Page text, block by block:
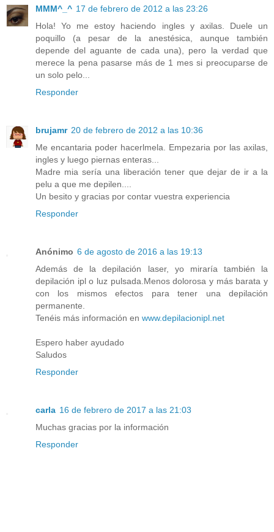
MMM^_^ 17 de febrero de 2012 a las 23:26
Hola! Yo me estoy haciendo ingles y axilas. Duele un
poquillo (a pesar de la anestésica, aunque también
depende del aguante de cada una), pero la verdad que
merece la pena pasarse más de 1 mes si preocuparse de
un solo pelo...
Responder
brujamr 20 de febrero de 2012 a las 10:36
Me encantaria poder hacerlmela. Empezaria por las axilas,
ingles y luego piernas enteras...
Madre mia sería una liberación tener que dejar de ir a la
pelu a que me depilen....
Un besito y gracias por contar vuestra experiencia
Responder
Anónimo 6 de agosto de 2016 a las 19:13
Además de la depilación laser, yo miraría también la
depilación ipl o luz pulsada.Menos dolorosa y más barata y
con los mismos efectos para tener una depilación
permanente.
Tenéis más información en www.depilacionipl.net
Espero haber ayudado
Saludos
Responder
carla 16 de febrero de 2017 a las 21:03
Muchas gracias por la información
Responder